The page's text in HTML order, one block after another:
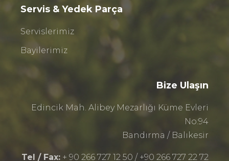
Servis & Yedek Parça
Servislerimiz
Bayilerimiz
Bize Ulaşın
Edincik Mah. Alibey Mezarlığı Küme Evleri
No:94
Bandırma / Balıkesir
Tel / Fax: + 90 266 727 12 50 / +90 266 727 22 72